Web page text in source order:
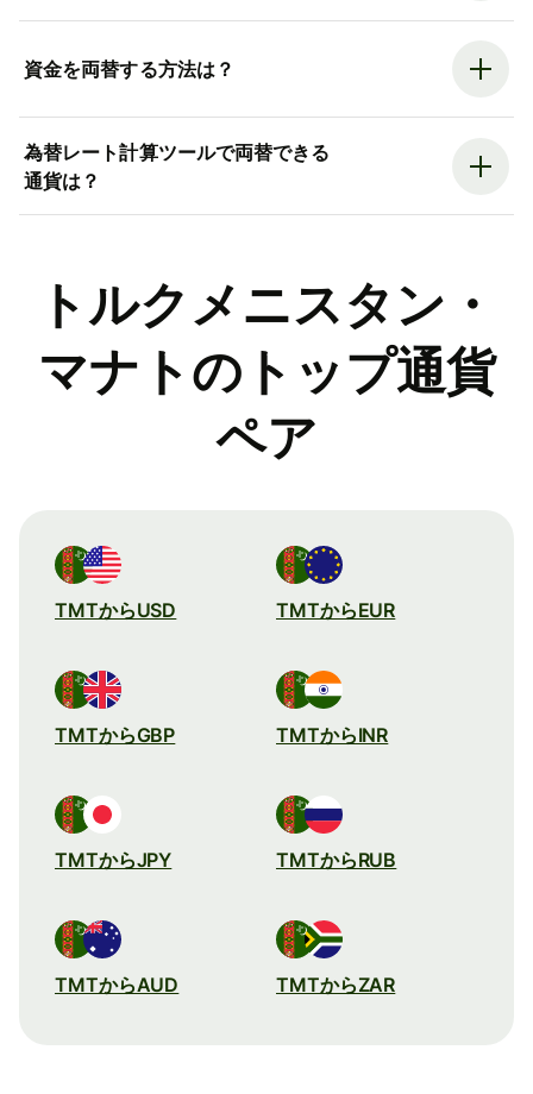
資金を両替する方法は？
為替レート計算ツールで両替できる
通貨は？
トルクメニスタン・
マナトのトップ通貨
ペア
TMTからUSD TMTからEUR
TMTからGBP TMTからINR
TMTからJPY TMTからRUB
TMTからAUD TMTからZAR